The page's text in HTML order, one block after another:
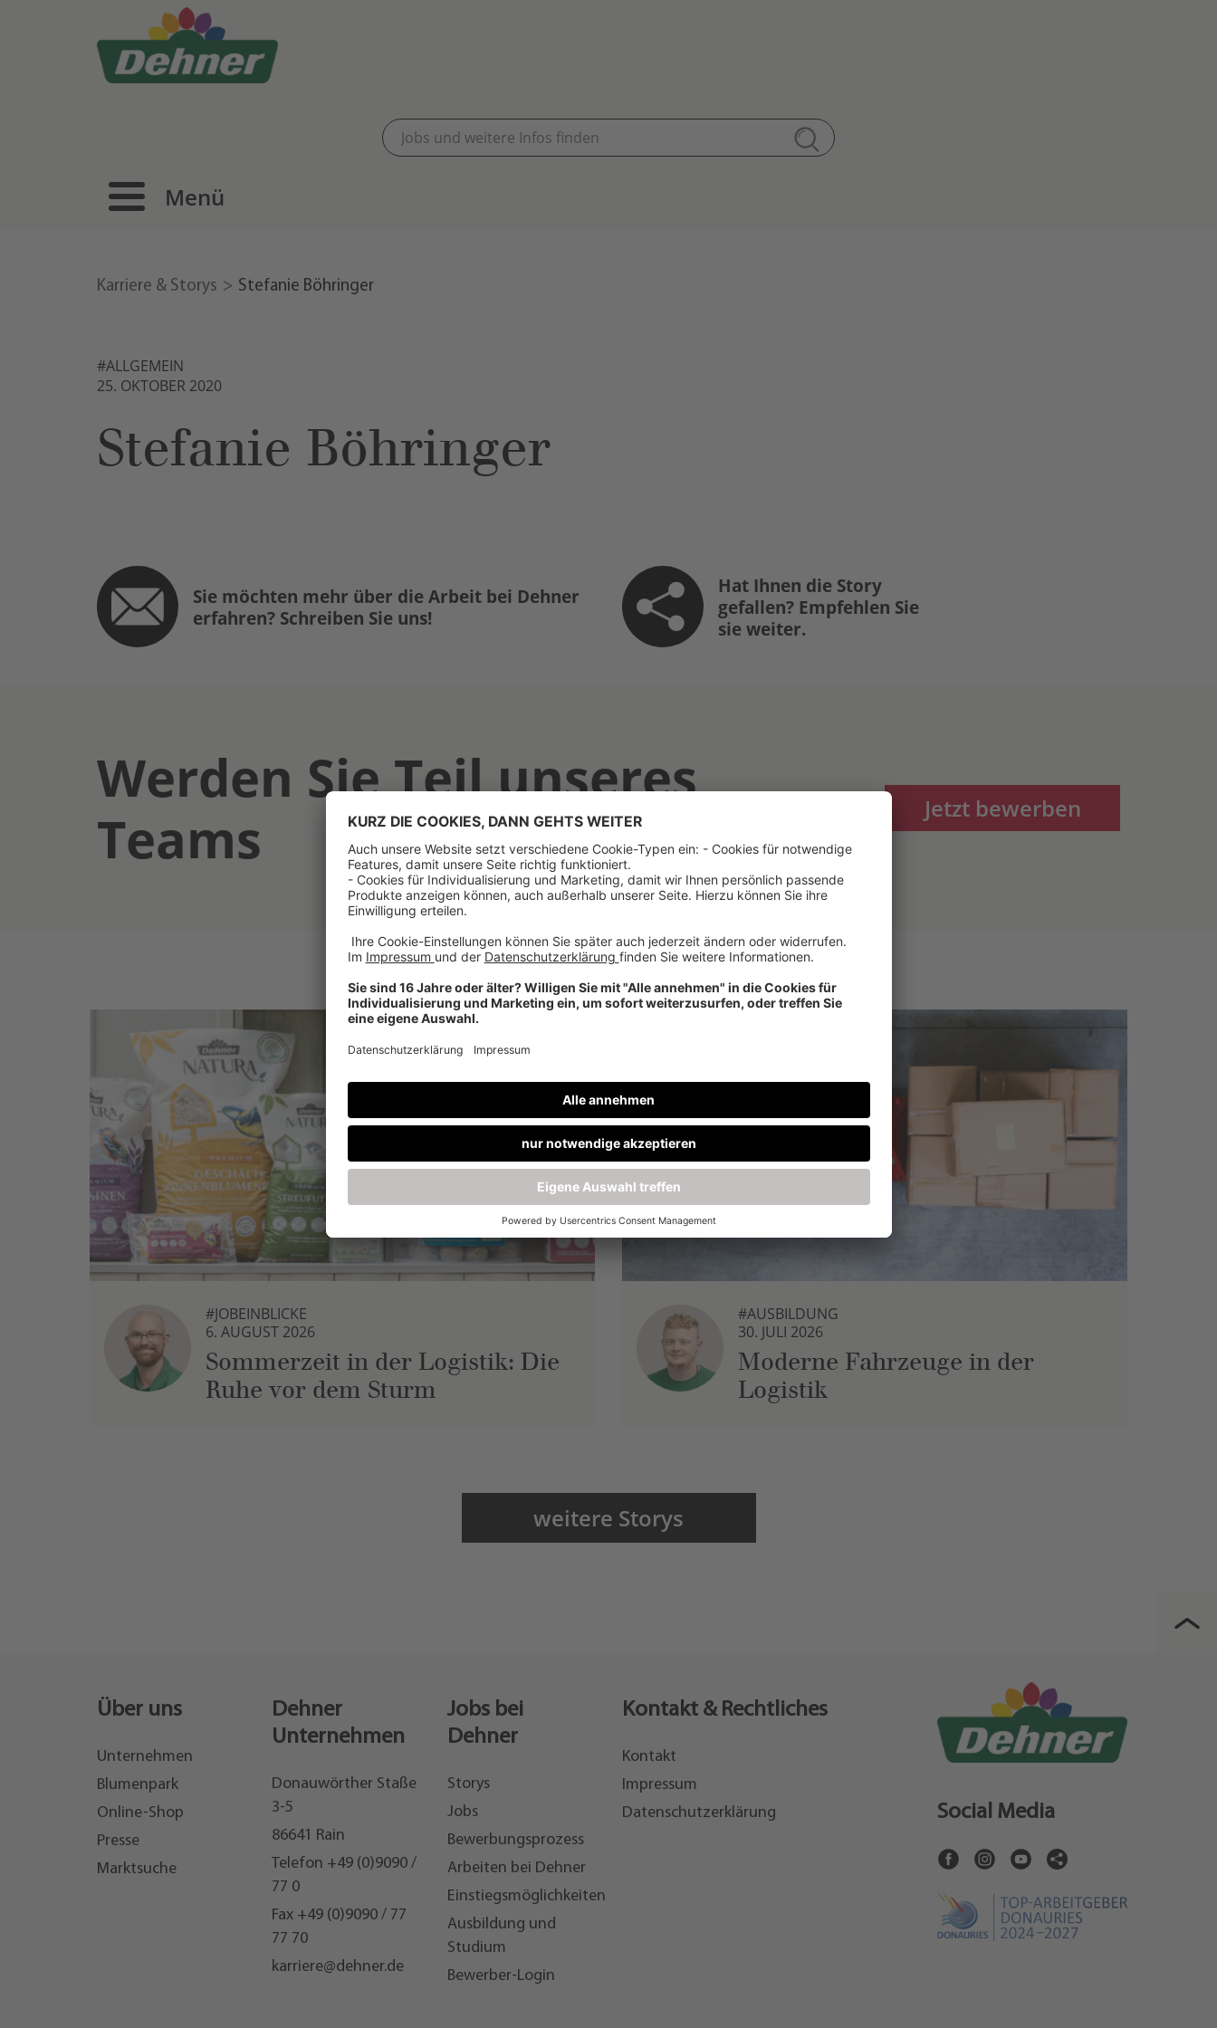
Menü
Karriere & Storys Stefanie Böhringer
#ALLGEMEIN
25. OKTOBER 2020
Stefanie Böhringer
Sie möchten mehr über die Arbeit bei Dehner
erfahren? Schreiben Sie uns!
Hat Ihnen die Story
gefallen? Empfehlen Sie
sie weiter.
Werden Sie Teil unseres
Teams
Jetzt bewerben
#JOBEINBLICKE
6. AUGUST 2026
Sommerzeit in der Logistik: Die
Ruhe vor dem Sturm
#AUSBILDUNG
30. JULI 2026
Moderne Fahrzeuge in der
Logistik
weitere Storys
Über uns
Unternehmen
Blumenpark
Online-Shop
Presse
Marktsuche
Dehner
Unternehmen
Donauwörther Staße
3-5
86641 Rain
Telefon +49 (0)9090 /
77 0
Fax +49 (0)9090 / 77
77 70
karriere@dehner.de
Jobs bei
Dehner
Storys
Jobs
Bewerbungsprozess
Arbeiten bei Dehner
Einstiegsmöglichkeiten
Ausbildung und
Studium
Bewerber-Login
Kontakt & Rechtliches
Kontakt
Impressum
Datenschutzerklärung
Social Media